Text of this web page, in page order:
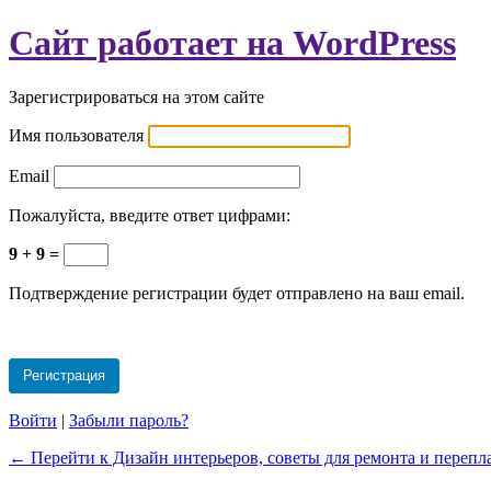
Сайт работает на WordPress
Зарегистрироваться на этом сайте
Имя пользователя
Email
Пожалуйста, введите ответ цифрами:
9 + 9 =
Подтверждение регистрации будет отправлено на ваш email.
Войти | Забыли пароль?
← Перейти к Дизайн интерьеров, советы для ремонта и